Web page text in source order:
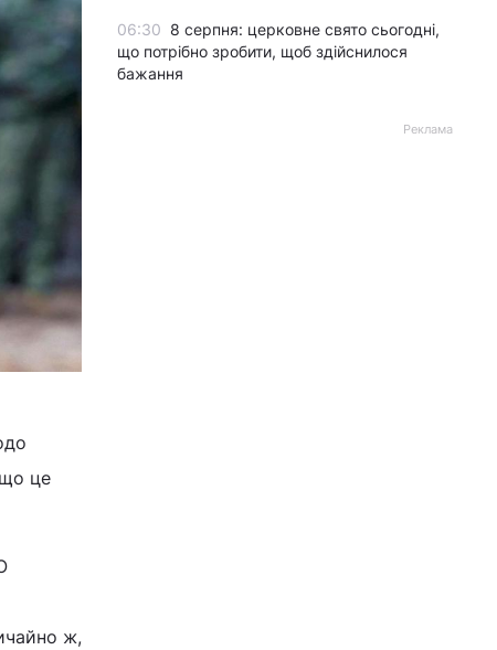
що це
ж,
06:30 8 серпня: церковне свято сьогодні,
що потрібно зробити, щоб здійснилося
бажання
Реклама